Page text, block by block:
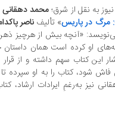
نقل از شرق؛محمد دهقانی
پاریس» تألیفناصر پاکدامنرا
«آنچه بیش از هرچیز ذهن
کرده است همان داستان
کتاب سهم داشته و از قرار
کتاب را به او سپرده تا
به‌رغمِ ایرادات ارشاد، کتاب را